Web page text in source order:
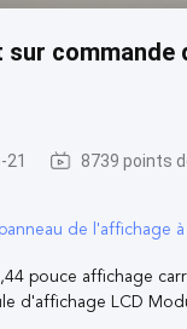
commande
21 8739 points
panneau de l'affichage
pouce affichage
d'affichage LCD